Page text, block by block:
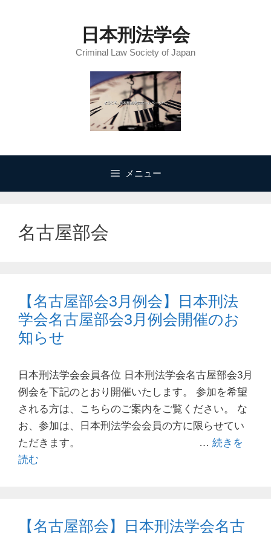
日本刑法学会
Criminal Law Society of Japan
メニュー
名古屋部会
【名古屋部会3月例会】日本刑法
学会名古屋部会3月例会開催のお
知らせ
日本刑法学会会員各位 日本刑法学会名古屋部会3月
例会を下記のとおり開催いたします。 参加を希望
される方は、こちらのご案内をご覧ください。 な
お、参加は、日本刑法学会会員の方に限らせてい
ただきます。 … 続きを
読む
【名古屋部会】日本刑法学会名古